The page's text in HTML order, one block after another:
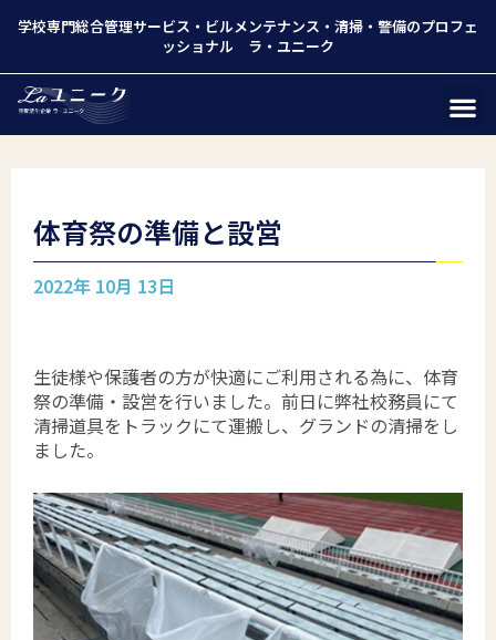
学校専門総合管理サービス ・ ビルメンテナンス ・ 清掃 ・ 警備のプロフェ
ッショナル ラ・ユニーク
体育祭の準備と設営
2022年 10月 13日
生徒様や保護者の方が快適にご利用される為に、体育
祭の準備・設営を行いました。前日に弊社校務員にて
清掃道具をトラックにて運搬し、グランドの清掃をし
ました。